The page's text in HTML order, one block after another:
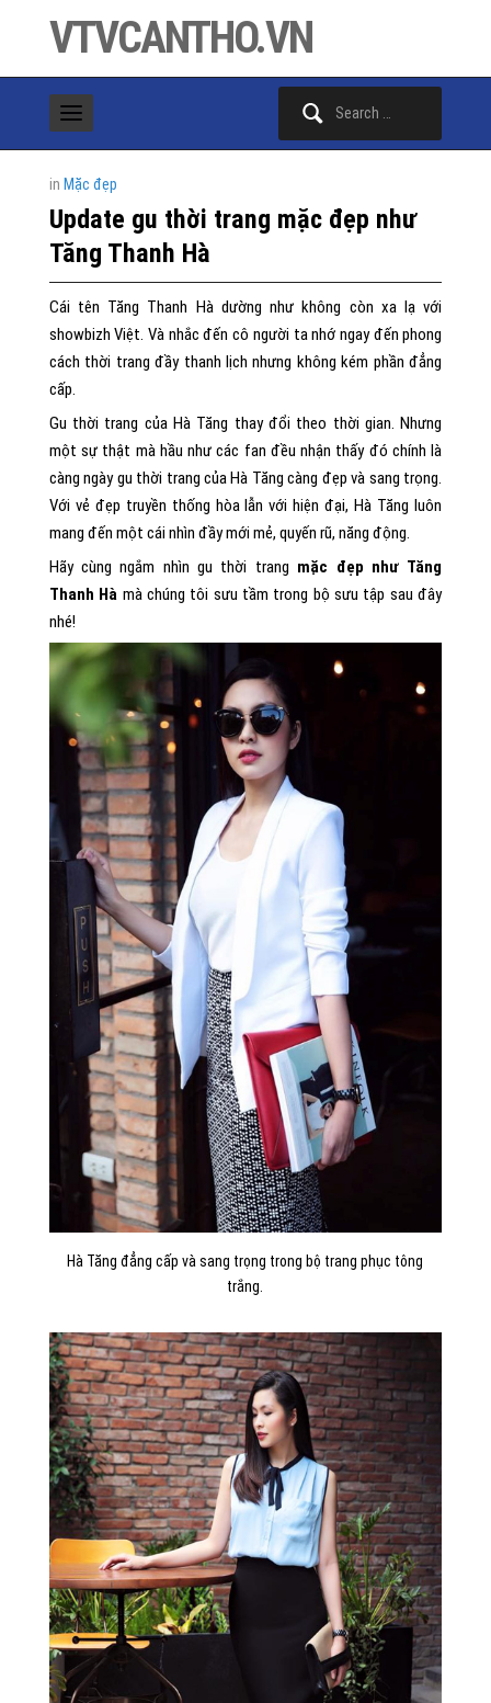
VTVCANTHO.VN
in Mặc đẹp
Update gu thời trang mặc đẹp như
Tăng Thanh Hà
Cái tên Tăng Thanh Hà dường như không còn xa lạ với
showbizh Việt. Và nhắc đến cô người ta nhớ ngay đến phong
cách thời trang đầy thanh lịch nhưng không kém phần đẳng
cấp.
Gu thời trang của Hà Tăng thay đổi theo thời gian. Nhưng
một sự thật mà hầu như các fan đều nhận thấy đó chính là
càng ngày gu thời trang của Hà Tăng càng đẹp và sang trọng.
Với vẻ đẹp truyền thống hòa lẫn với hiện đại, Hà Tăng luôn
mang đến một cái nhìn đầy mới mẻ, quyến rũ, năng động.
Hãy cùng ngắm nhìn gu thời trang mặc đẹp như Tăng
Thanh Hà mà chúng tôi sưu tầm trong bộ sưu tập sau đây
nhé!
Hà Tăng đẳng cấp và sang trọng trong bộ trang phục tông
trắng.